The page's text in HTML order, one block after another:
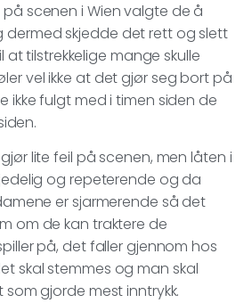
scenen i Wien valgte de å
dermed skjedde det rett og slett
tilstrekkelige mange skulle
vel ikke at det gjør seg bort på
ikke fulgt med i timen siden de
lite feil på scenen, men låten i
og repeterende og da
er sjarmerende så det
om de kan traktere de
på, det faller gjennom hos
skal stemmes og man skal
som gjorde mest inntrykk.